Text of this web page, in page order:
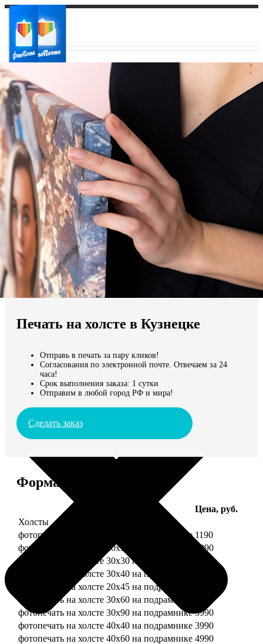
Ваш город:
Ваш регион доставки
Выберите из списка:
Мы доставляем по всему миру
Печать на холсте в Кузнецке
Отправь в печать за пару кликов!
Согласования по электронной почте. Отвечаем за 24
часа!
Срок выполнения заказа: 1 сутки
Отправим в любой город РФ и мира!
Сделать заказ
Форматы и цены
Цена, руб.
Холсты
фотопечать на холсте 20х20 на подрамнике 1190
фотопечать на холсте 20х30 на подрамнике
1990
фотопечать на холсте 30х30 на подрамнике
фотопечать на холсте 30х40 на подрамнике
фотопечать на холсте 20х45 на подрамнике
фотопечать на холсте 30х60 на подрамнике
фотопечать на холсте 30х90 на подрамнике 3990
фотопечать на холсте 40х40 на подрамнике 3990
фотопечать на холсте 40х60 на подрамнике 4990